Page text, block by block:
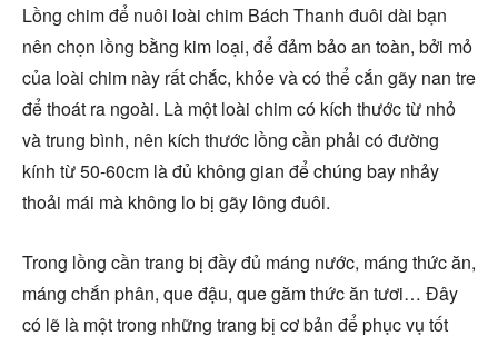
Lồng chim để nuôi loài chim Bách Thanh đuôi dài bạn
nên chọn lồng bằng kim loại, để đảm bảo an toàn, bởi mỏ
của loài chim này rất chắc, khỏe và có thể cắn gãy nan tre
để thoát ra ngoài. Là một loài chim có kích thước từ nhỏ
và trung bình, nên kích thước lồng cần phải có đường
kính từ 50-60cm là đủ không gian để chúng bay nhảy
thoải mái mà không lo bị gãy lông đuôi.
Trong lồng cần trang bị đầy đủ máng nước, máng thức ăn,
máng chắn phân, que đậu, que găm thức ăn tươi… Đây
có lẽ là một trong những trang bị cơ bản để phục vụ tốt